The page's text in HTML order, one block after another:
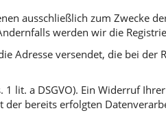
ausschließlich zum Zwecke
werden wir die
Adresse versendet, die bei der
lit. a DSGVO). Ein Widerruf
der bereits erfolgten